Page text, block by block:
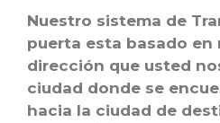
Nuestro sistema de
puerta esta basado en
dirección que usted
ciudad donde se
hacia la ciudad de